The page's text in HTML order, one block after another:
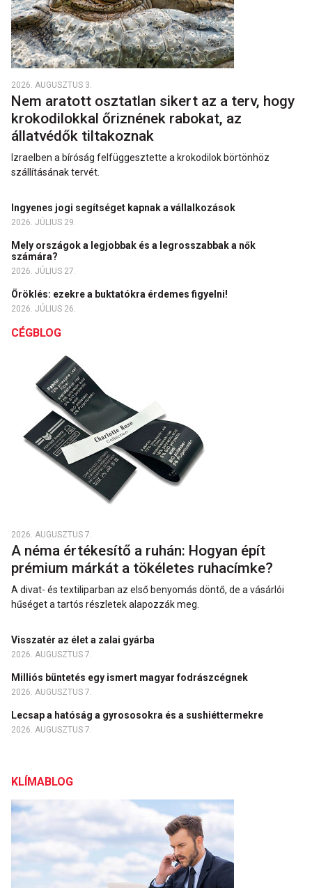
2026. AUGUSZTUS 3.
Nem aratott osztatlan sikert az a terv, hogy
krokodilokkal őriznének rabokat, az
állatvédők tiltakoznak
Izraelben a bíróság felfüggesztette a krokodilok börtönhöz
szállításának tervét.
Ingyenes jogi segítséget kapnak a vállalkozások
2026. JÚLIUS 29.
Mely országok a legjobbak és a legrosszabbak a nők
számára?
2026. JÚLIUS 27.
Öröklés: ezekre a buktatókra érdemes figyelni!
2026. JÚLIUS 26.
CÉGBLOG
2026. AUGUSZTUS 7.
A néma értékesítő a ruhán: Hogyan épít
prémium márkát a tökéletes ruhacímke?
A divat- és textiliparban az első benyomás döntő, de a vásárlói
hűséget a tartós részletek alapozzák meg.
Visszatér az élet a zalai gyárba
2026. AUGUSZTUS 7.
Milliós büntetés egy ismert magyar fodrászcégnek
2026. AUGUSZTUS 7.
Lecsap a hatóság a gyrososokra és a sushiéttermekre
2026. AUGUSZTUS 7.
KLÍMABLOG